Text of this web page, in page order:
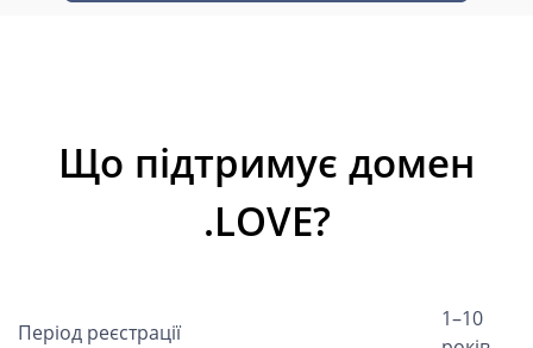
Що підтримує домен
.LOVE?
Період реєстрації
1–10